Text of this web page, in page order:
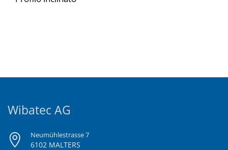
Wibatec AG
Neumühlestrasse 7
6102 MALTERS